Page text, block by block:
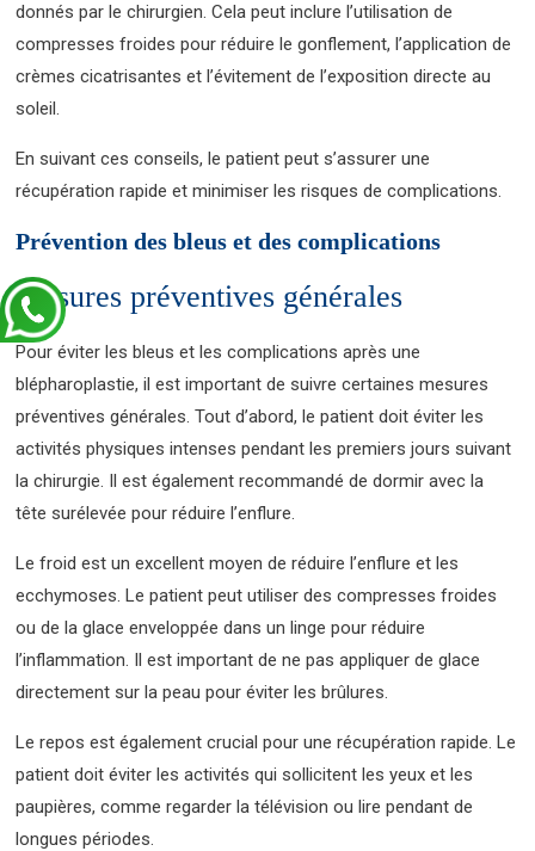
donnés par le chirurgien. Cela peut inclure l’utilisation de
compresses froides pour réduire le gonflement, l’application de
crèmes cicatrisantes et l’évitement de l’exposition directe au
soleil.
En suivant ces conseils, le patient peut s’assurer une
récupération rapide et minimiser les risques de complications.
Prévention des bleus et des complications
Mesures préventives générales
Pour éviter les bleus et les complications après une
blépharoplastie, il est important de suivre certaines mesures
préventives générales. Tout d’abord, le patient doit éviter les
activités physiques intenses pendant les premiers jours suivant
la chirurgie. Il est également recommandé de dormir avec la
tête surélevée pour réduire l’enflure.
Le froid est un excellent moyen de réduire l’enflure et les
ecchymoses. Le patient peut utiliser des compresses froides
ou de la glace enveloppée dans un linge pour réduire
l’inflammation. Il est important de ne pas appliquer de glace
directement sur la peau pour éviter les brûlures.
Le repos est également crucial pour une récupération rapide. Le
patient doit éviter les activités qui sollicitent les yeux et les
paupières, comme regarder la télévision ou lire pendant de
longues périodes.